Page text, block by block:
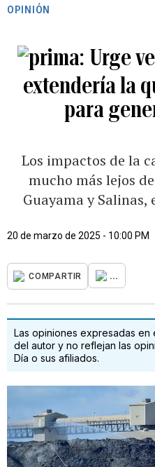
OPINIÓN
Urge
extendería la
para
Los impactos de la
mucho más lejos
Guayama y Salinas,
20 de marzo de 2025 - 10:00 PM
COMPARTIR ...
Las opiniones expresadas en
del autor y no reflejan las
Día o sus afiliados.